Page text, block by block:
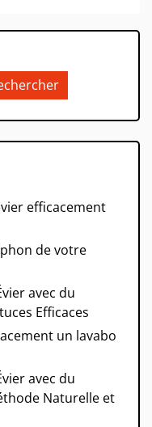
efficacement
de votre
avec du
Efficaces
un lavabo
avec du
Naturelle et